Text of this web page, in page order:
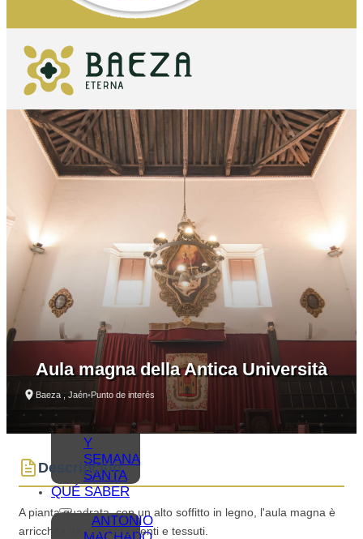
QUÉ VER
IMPRESCINDIBLES
QUÉ
VER –
VER –
LAGUNA
GRANDE
VISITAS
VIRTUALES
RUTAS
Y GUÍAS
MONUMENTALES
OLEOTURISMO
GASTRONOMÍA
FIESTAS
Y
SEMANA
SANTA
QUÉ SABER
ANTONIO
Aula magna della Antica Università
Baeza , Jaén•Punto de interés
Descripción
A pianta quadrata, con un alto soffitto in legno, l'aula magna è
arricchita da vari ornamenti e tessuti.